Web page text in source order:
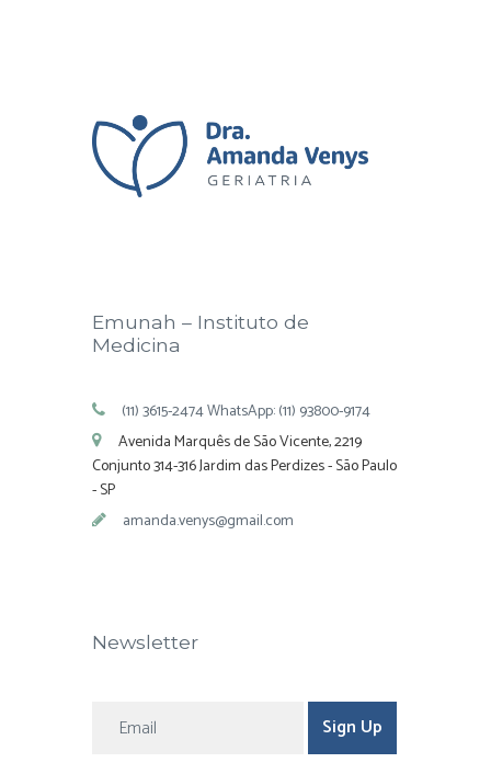
Emunah – Instituto de
Medicina
(11) 3615-2474 WhatsApp: (11) 93800-9174
Avenida Marquês de São Vicente, 2219
Conjunto 314-316 Jardim das Perdizes - São Paulo
- SP
amanda.venys@gmail.com
Newsletter